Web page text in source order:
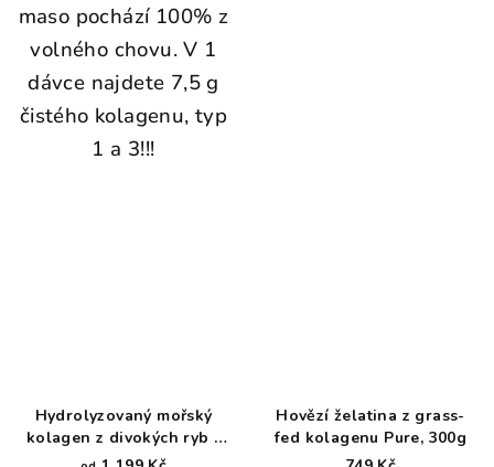
maso pochází 100% z
volného chovu. V 1
dávce najdete 7,5 g
čistého kolagenu, typ
1 a 3!!!
Hydrolyzovaný mořský
kolagen z divokých ryb -
Marine
Hovězí želatina z grass-
fed kolagenu Pure, 300g